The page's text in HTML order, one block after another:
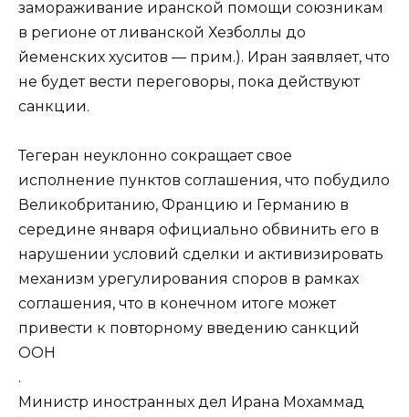
замораживание иранской помощи союзникам
в регионе от ливанской Хезболлы до
йеменских хуситов — прим.). Иран заявляет, что
не будет вести переговоры, пока действуют
санкции.
Тегеран неуклонно сокращает свое
исполнение пунктов соглашения, что побудило
Великобританию, Францию и Германию в
середине января официально обвинить его в
нарушении условий сделки и активизировать
механизм урегулирования споров в рамках
соглашения, что в конечном итоге может
привести к повторному введению санкций
ООН
.
Министр иностранных дел Ирана Мохаммад